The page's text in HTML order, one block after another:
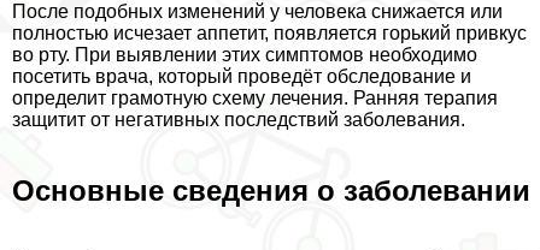
После подобных изменений у человека снижается или
полностью исчезает аппетит, появляется горький привкус
во рту. При выявлении этих симптомов необходимо
посетить врача, который проведёт обследование и
определит грамотную схему лечения. Ранняя терапия
защитит от негативных последствий заболевания.
Основные сведения о заболевании